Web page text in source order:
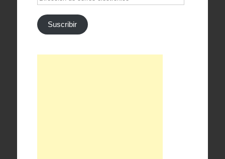
de
correo
electrónico
Suscribir